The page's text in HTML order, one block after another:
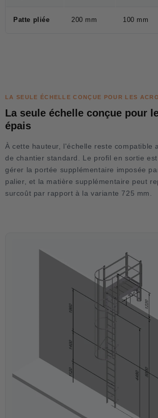
Patte pliée 200 mm 100 mm
LA SEULE ÉCHELLE CONÇUE POUR LES
La seule échelle conçue pour
épais
À cette hauteur, l'échelle reste compatible
de chantier standard. Le profil en sortie
gérer la portée supplémentaire imposée
palier, et la matière supplémentaire peut
surcoût par rapport à la variante 725 mm.